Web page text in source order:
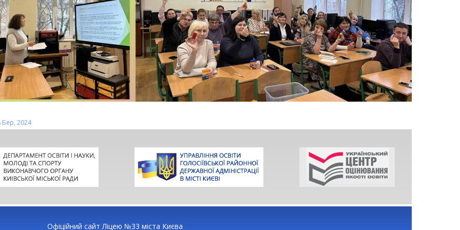
Бер, 2024
Офіційний сайт Ліцею №33 міста Києва